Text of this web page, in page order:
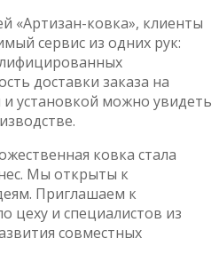
«Артизан-ковка», клиенты
сервис из одних рук:
доставки заказа на
установкой можно увидеть
ковка стала
Мы открыты к
Приглашаем к
цеху и специалистов из
совместных